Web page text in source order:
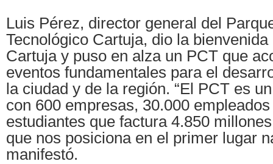
Luis Pérez, director general del
Tecnológico Cartuja, dio la
Cartuja y puso en alza un PCT que
eventos fundamentales para el
la ciudad y de la región. “El PCT es
con 600 empresas, 30.000
estudiantes que factura 4.850
que nos posiciona en el primer lugar
manifestó.